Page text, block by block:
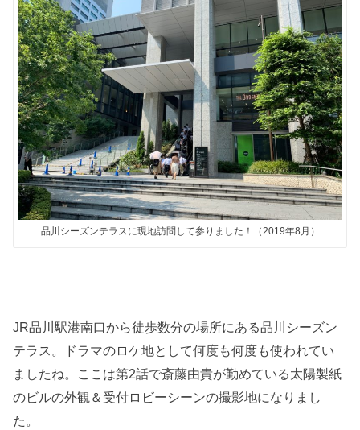
品川シーズンテラスに現地訪問して参りました！（2019年8月）
JR品川駅港南口から徒歩数分の場所にある品川シーズン
テラス。ドラマのロケ地として何度も何度も使われてい
ましたね。ここは第2話で斎藤由貴が勤めている太陽製紙
のビルの外観＆受付ロビーシーンの撮影地になりまし
た。